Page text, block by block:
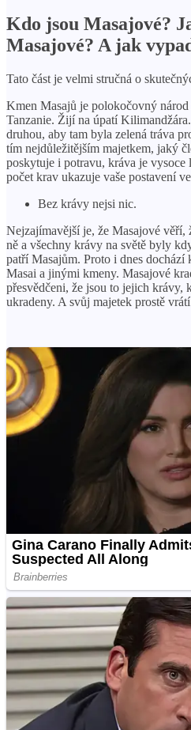
Kdo jsou Masajové?
Masajové? A jak
Tato část je velmi stručná o
Kmen Masajů je polokočovný
Tanzanie. Žijí na úpatí
druhou, aby tam byla zelená tráva
tím nejdůležitějším majetkem, jaký
poskytuje i potravu, kráva je vysoce
počet krav ukazuje vaše postavení
Bez krávy nejsi nic.
Nejzajímavější je, že Masajové
ně a všechny krávy na světě byly
patří Masajům. Proto i dnes
Masai a jinými kmeny. Masajové
přesvědčeni, že jsou to jejich krávy,
ukradeny. A svůj majetek prostě